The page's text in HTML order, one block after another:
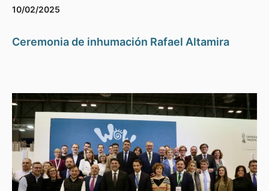
10/02/2025
Ceremonia de inhumación Rafael Altamira